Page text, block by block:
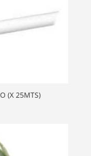
(X 25MTS)